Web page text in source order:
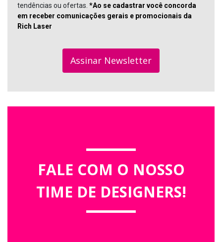
tendências ou ofertas. *Ao se cadastrar você concorda
em receber comunicações gerais e promocionais da
Rich Laser
Assinar Newsletter
FALE COM O NOSSO
TIME DE DESIGNERS!